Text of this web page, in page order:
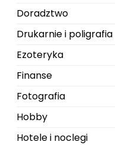
Doradztwo
Drukarnie i poligrafia
Ezoteryka
Finanse
Fotografia
Hobby
Hotele i noclegi